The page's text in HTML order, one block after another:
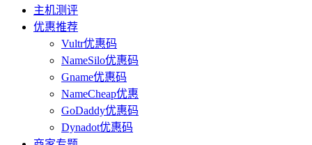
主机测评
优惠推荐
Vultr优惠码
NameSilo优惠码
Gname优惠码
NameCheap优惠
GoDaddy优惠码
Dynadot优惠码